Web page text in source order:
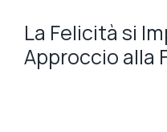
La Felicità si
Approccio alla